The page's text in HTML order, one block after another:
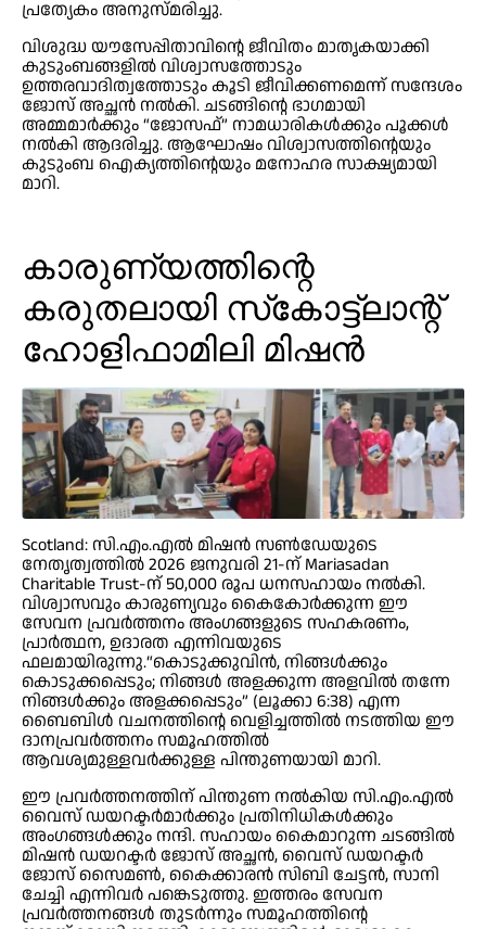
പ്രത്യേകം അനുസ്മരിച്ചു.
വിശുദ്ധ യൗസേപ്പിതാവിന്റെ ജീവിതം മാതൃകയാക്കി
കുടുംബങ്ങളിൽ വിശ്വാസത്തോടും
ഉത്തരവാദിത്വത്തോടും കൂടി ജീവിക്കണമെന്ന് സന്ദേശം
ജോസ് അച്ഛൻ നൽകി. ചടങ്ങിന്റെ ഭാഗമായി
അമ്മമാർക്കും “ജോസഫ്” നാമധാരികൾക്കും പൂക്കൾ
നൽകി ആദരിച്ചു. ആഘോഷം വിശ്വാസത്തിന്റെയും
കുടുംബ ഐക്യത്തിന്റെയും മനോഹര സാക്ഷ്യമായി
മാറി.
കാരുണ്യത്തിന്റെ
കരുതലായി സ്‌കോട്ട്‌ലാന്റ്
ഹോളിഫാമിലി മിഷന്‍
Scotland: സി.എം.എൽ മിഷൻ സൺഡേയുടെ
നേതൃത്വത്തിൽ 2026 ജനുവരി 21-ന് Mariasadan
Charitable Trust-ന് 50,000 രൂപ ധനസഹായം നൽകി.
വിശ്വാസവും കാരുണ്യവും കൈകോർക്കുന്ന ഈ
സേവന പ്രവർത്തനം അംഗങ്ങളുടെ സഹകരണം,
പ്രാർത്ഥന, ഉദാരത എന്നിവയുടെ
ഫലമായിരുന്നു.“കൊടുക്കുവിൻ, നിങ്ങൾക്കും
കൊടുക്കപ്പെടും; നിങ്ങൾ അളക്കുന്ന അളവിൽ തന്നേ
നിങ്ങൾക്കും അളക്കപ്പെടും” (ലൂക്കാ 6:38) എന്ന
ബൈബിൾ വചനത്തിന്റെ വെളിച്ചത്തിൽ നടത്തിയ ഈ
ദാനപ്രവർത്തനം സമൂഹത്തിൽ
ആവശ്യമുള്ളവർക്കുള്ള പിന്തുണയായി മാറി.
ഈ പ്രവർത്തനത്തിന് പിന്തുണ നൽകിയ സി.എം.എൽ
വൈസ് ഡയറക്ടർമാർക്കും പ്രതിനിധികൾക്കും
അംഗങ്ങൾക്കും നന്ദി. സഹായം കൈമാറുന്ന ചടങ്ങിൽ
മിഷൻ ഡയറക്ടർ ജോസ് അച്ഛൻ, വൈസ് ഡയറക്ടർ
ജോസ് സൈമൺ, കൈക്കാരൻ സിബി ചേട്ടൻ, സാനി
ചേച്ചി എന്നിവർ പങ്കെടുത്തു. ഇത്തരം സേവന
പ്രവർത്തനങ്ങൾ തുടർന്നും സമൂഹത്തിന്റെ